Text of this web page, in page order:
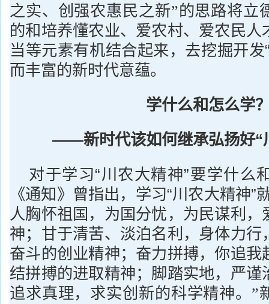
之实、创强农惠民之新”的思路将立
的和培养懂农业、爱农村、爱农民人
当等元素有机结合起来，去挖掘开发
而丰富的新时代意蕴。
学什么和怎么学
——新时代该如何继承弘扬好“
对于学习“川农大精神”要学什么
《通知》曾指出，学习“川农大精神”
人胸怀祖国，为国分忧，为民谋利，
神；甘于清苦、淡泊名利，身体力行
奋斗的创业精神；奋力拼搏，你追我
结拼搏的进取精神；脚踏实地，严谨
追求真理，求实创新的科学精神。”